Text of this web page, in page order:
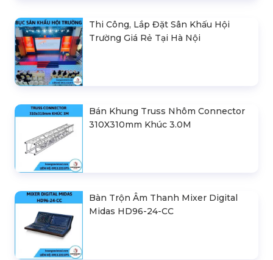
Thi Công, Lắp Đặt Sân Khấu Hội
Trường Giá Rẻ Tại Hà Nội
Bán Khung Truss Nhôm Connector
310X310mm Khúc 3.0M
Bàn Trộn Âm Thanh Mixer Digital
Midas HD96-24-CC